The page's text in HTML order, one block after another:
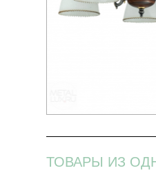
ТОВАРЫ ИЗ